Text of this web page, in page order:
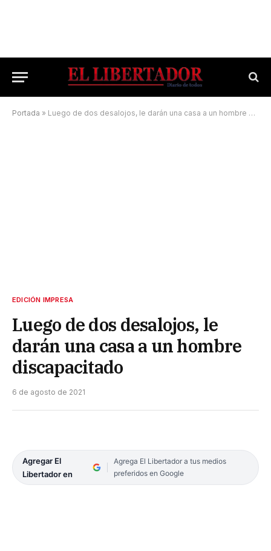
Portada » Luego de dos desalojos, le darán una casa a un hombre discapacitado
EDICIÓN IMPRESA
Luego de dos desalojos, le
darán una casa a un hombre
discapacitado
6 de agosto de 2021
Agregar El
Libertador en
Agrega El Libertador a tus medios
preferidos en Google